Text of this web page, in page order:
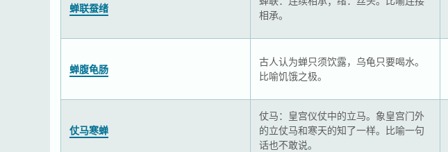
蝉联蚕绪
相承。
蝉腹龟肠
古人认为蝉只须饮露，乌龟只要喝水。
比喻饥饿之极。
仗马寒蝉
仗马：皇宫仪仗中的立马。象皇宫门外
的立仗马和寒天的知了一样。比喻一句
话也不敢说。